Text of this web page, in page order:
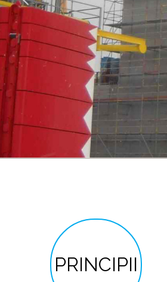
PRINCIPII